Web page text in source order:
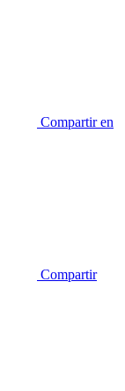
Compartir en
Compartir